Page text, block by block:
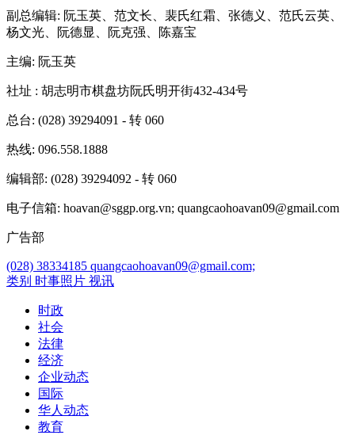
副总编辑: 阮玉英、范文长、裴氏红霜、张德义、范氏云英、
杨文光、阮德显、阮克强、陈嘉宝
主编: 阮玉英
社址 : 胡志明市棋盘坊阮氏明开街432-434号
总台: (028) 39294091 - 转 060
热线: 096.558.1888
编辑部: (028) 39294092 - 转 060
电子信箱: hoavan@sggp.org.vn; quangcaohoavan09@gmail.com
广告部
(028) 38334185 quangcaohoavan09@gmail.com;
类别 时事照片 视讯
时政
社会
法律
经济
企业动态
国际
华人动态
教育